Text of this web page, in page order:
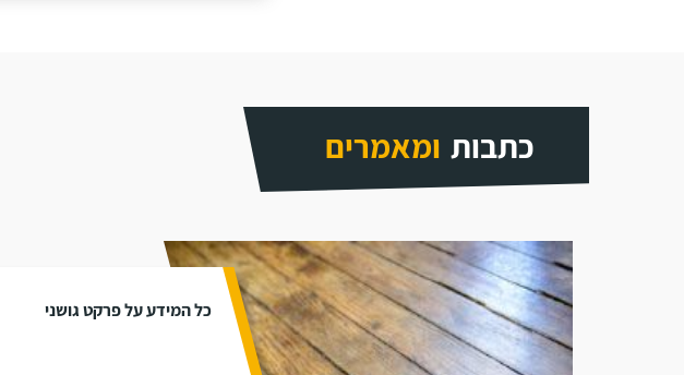
כתבות ומאמרים
כל המידע על פרקט גושני